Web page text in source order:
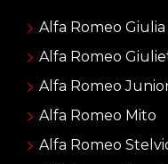
Alfa Romeo Giulia
Alfa Romeo
Alfa Romeo
Alfa Romeo Mito
Alfa Romeo